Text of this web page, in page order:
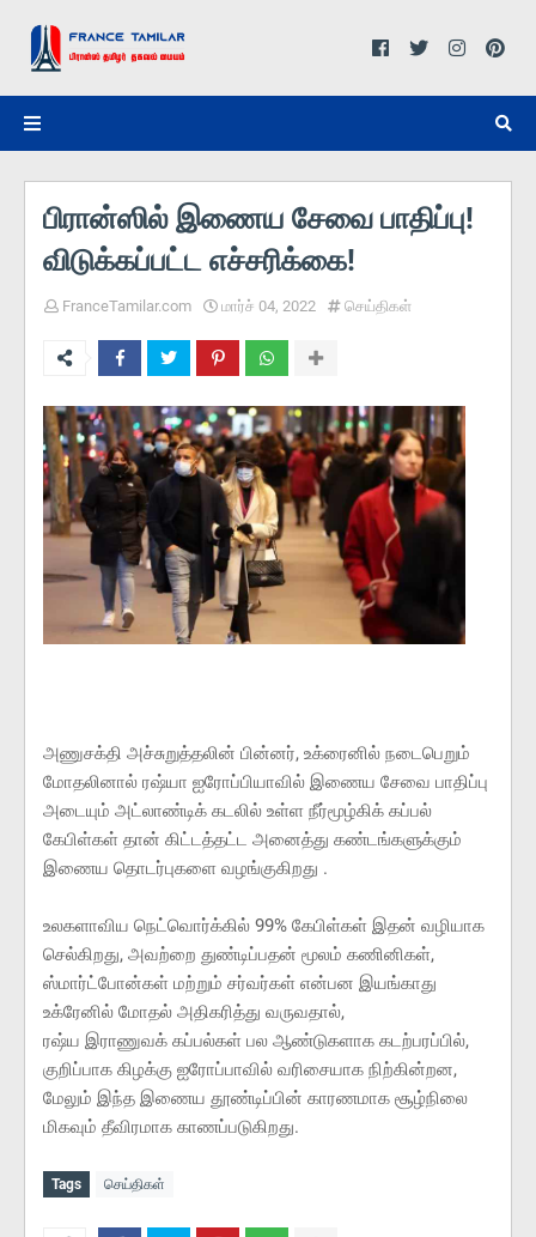
பிரான்ஸில் இணைய சேவை பாதிப்பு!
விடுக்கப்பட்ட எச்சரிக்கை!
FranceTamilar.com மார்ச் 04, 2022 செய்திகள்
அணுசக்தி அச்சுறுத்தலின் பின்னர், உக்ரைனில் நடைபெறும்
மோதலினால் ரஷ்யா ஐரோப்பியாவில் இணைய சேவை பாதிப்பு
அடையும் அட்லாண்டிக் கடலில் உள்ள நீர்மூழ்கிக் கப்பல்
கேபிள்கள் தான் கிட்டத்தட்ட அனைத்து கண்டங்களுக்கும்
இணைய தொடர்புகளை வழங்குகிறது .
உலகளாவிய நெட்வொர்க்கில் 99% கேபிள்கள் இதன் வழியாக
செல்கிறது, அவற்றை துண்டிப்பதன் மூலம் கணினிகள்,
ஸ்மார்ட்போன்கள் மற்றும் சர்வர்கள் என்பன இயங்காது
உக்ரேனில் மோதல் அதிகரித்து வருவதால்,
ரஷ்ய இராணுவக் கப்பல்கள் பல ஆண்டுகளாக கடற்பரப்பில்,
குறிப்பாக கிழக்கு ஐரோப்பாவில் வரிசையாக நிற்கின்றன,
மேலும் இந்த இணைய தூண்டிப்பின் காரணமாக சூழ்நிலை
மிகவும் தீவிரமாக காணப்படுகிறது.
Tags செய்திகள்